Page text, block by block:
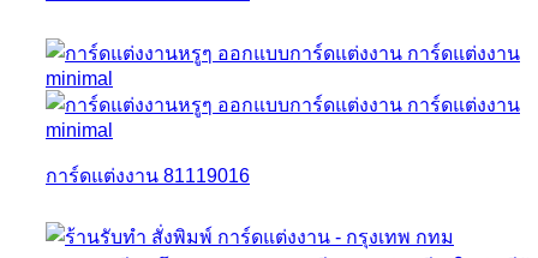
การ์ดแต่งงาน 81119016